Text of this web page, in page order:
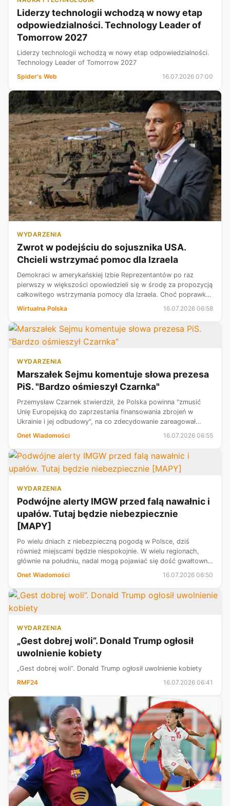
Liderzy technologii wchodzą w nowy etap
odpowiedzialności. Technology Leader of
Tomorrow 2027
Liderzy technologii wchodzą w nowy etap odpowiedzialności.
Technology Leader of Tomorrow 2027
Spider's Web
16.07.2026 07:00
WYDARZENIA
Zwrot w podejściu do sojusznika USA.
Chcieli wstrzymać pomoc dla Izraela
Demokraci w amerykańskiej Izbie Reprezentantów po raz
pierwszy w większości opowiedzieli się w środę za propozycją
całkowitego wstrzymania pomocy dla Izraela. Choć poprawka
przepadła w głosowaniu, ujawniło ono głęboki zwrot w
Wirtualna Polska 16.07.2026 06:58
WYDARZENIA
Marszałek Sejmu komentuje słowa prezesa
PiS. "Bardzo ośmieszył Czarnka"
Przemysław Czarnek stwierdził, że Polska powinna "zmusić
Unię Europejską do zaprzestania finansowania zbrojeń w
Ukrainie i jej odbudowy", na co zdecydowanie zareagował
prezes PiS Jarosław Kaczyński. Włodzimierz Czarzasty uważa,
Onet Wiadomości 16.07.2026 06:55
WYDARZENIA
Podwójne alerty IMGW przed falą nawałnic i
upałów. Tutaj będzie niebezpiecznie
[MAPY]
Po wielu dniach z niebezpieczną pogodą w Polsce, dziś
również miejscami będzie niespokojnie. W wielu regionach,
głównie na południu, nadal mogą pojawiać się dość gwałtowne
burze. Natomiast w głębi kraju pierwszy raz od początku
Onet Wiadomości 16.07.2026 06:50
WYDARZENIA
„Gest dobrej woli”. Donald Trump ogłosił
uwolnienie kobiety
„Gest dobrej woli”. Donald Trump ogłosił uwolnienie kobiety
RMF24
16.07.2026 06:41